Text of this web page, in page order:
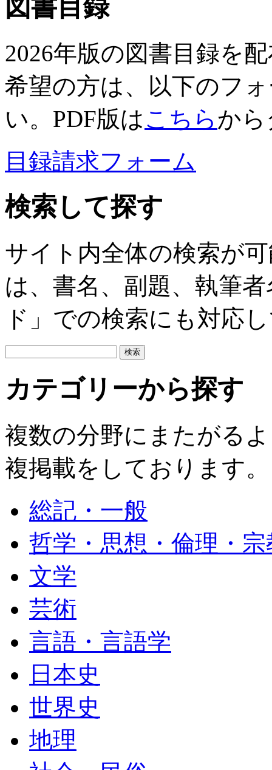
図書目録
2026年版の図書目録を
希望の方は、以下のフ
い。PDF版はこちらか
目録請求フォーム
検索して探す
サイト内全体の検索が
は、書名、副題、執筆
ド」での検索にも対応
カテゴリーから探す
複数の分野にまたがる
複掲載をしております。
総記・一般
哲学・思想・倫理・宗
文学
芸術
言語・言語学
日本史
世界史
地理